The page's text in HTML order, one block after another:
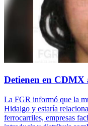
Detienen en
La FGR informó que la
Hidalgo y estaría
ferrocarriles, empresas